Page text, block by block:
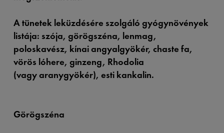
A tünetek leküzdésére szolgáló gyógynövények
listája: szója, görögszéna, lenmag,
poloskavész, kínai angyalgyökér, chaste fa,
vörös lóhere, ginzeng, Rhodolia
(vagy aranygyökér), esti kankalin.
Görögszéna